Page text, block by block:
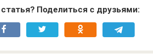
Поделиться с друзьями: